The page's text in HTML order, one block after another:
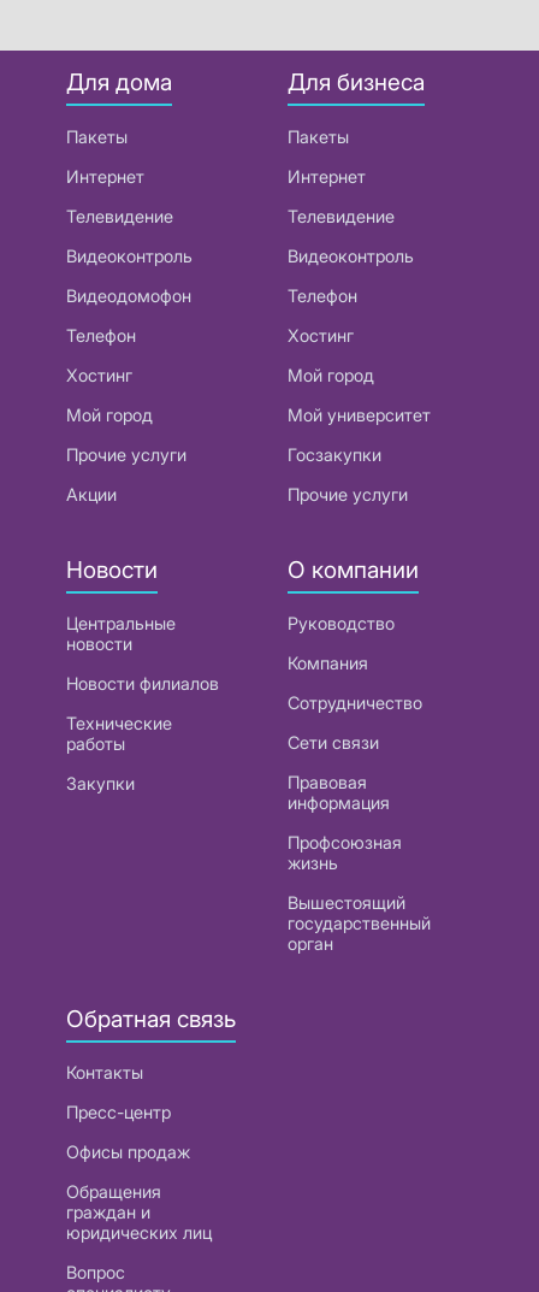
Для дома
Пакеты
Интернет
Телевидение
Видеоконтроль
Видеодомофон
Телефон
Хостинг
Мой город
Прочие услуги
Акции
Для бизнеса
Пакеты
Интернет
Телевидение
Видеоконтроль
Телефон
Хостинг
Мой город
Мой университет
Госзакупки
Прочие услуги
Новости
Центральные
новости
Новости филиалов
Технические
работы
Закупки
О компании
Руководство
Компания
Сотрудничество
Сети связи
Правовая
информация
Профсоюзная
жизнь
Вышестоящий
государственный
орган
Обратная связь
Контакты
Пресс-центр
Офисы продаж
Обращения
граждан и
юридических лиц
Вопрос